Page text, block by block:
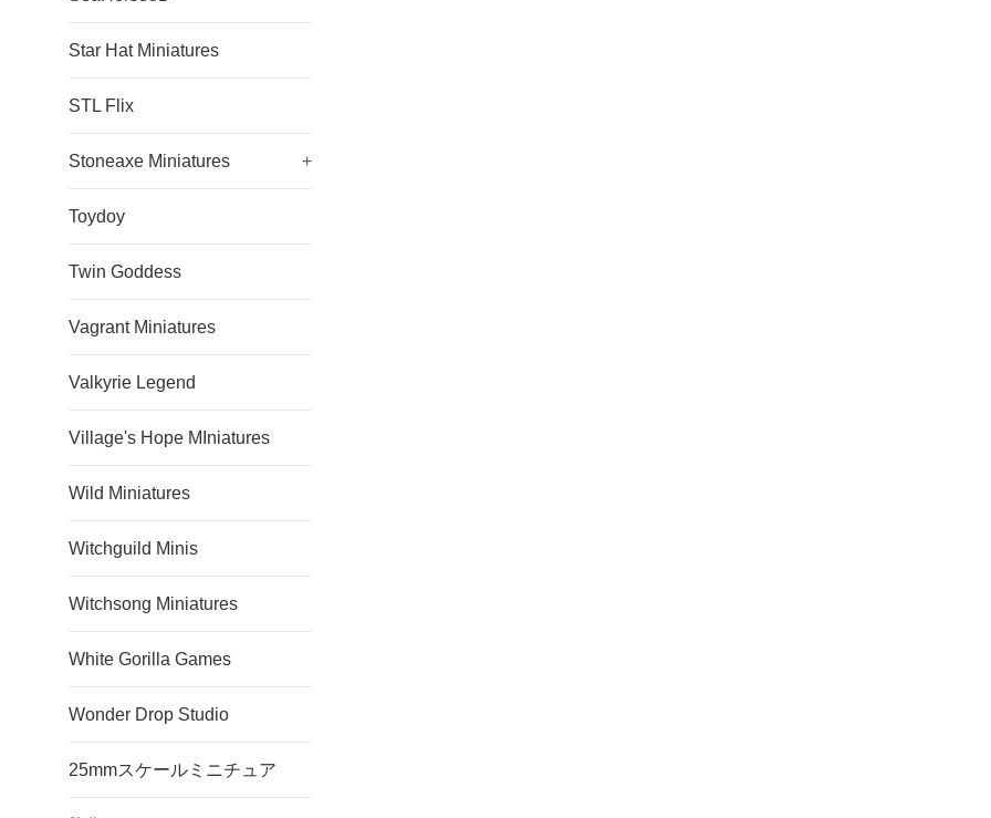
Star Hat Miniatures
STL Flix
Stoneaxe Miniatures +
Toydoy
Twin Goddess
Vagrant Miniatures
Valkyrie Legend
Village's Hope MIniatures
Wild Miniatures
Witchguild Minis
Witchsong Miniatures
White Gorilla Games
Wonder Drop Studio
25mmスケールミニチュア